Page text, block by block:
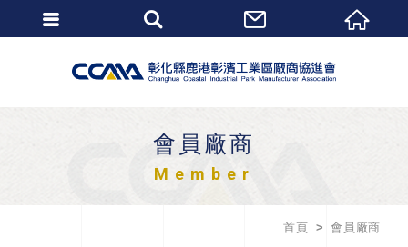
會員廠商
Member
首頁 會員廠商